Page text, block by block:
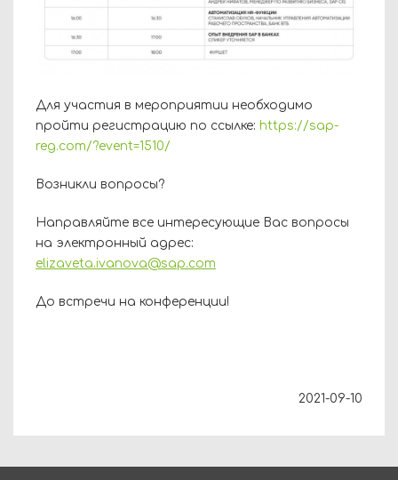
Для участия в мероприятии необходимо
пройти регистрацию по ссылке: https://sap-
reg.com/?event=1510/
Возникли вопросы?
Направляйте все интересующие Вас вопросы
на электронный адрес:
elizaveta.ivanova@sap.com
До встречи на конференции!
2021-09-10